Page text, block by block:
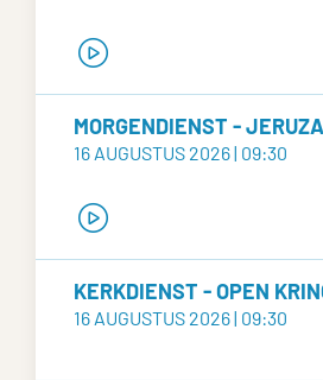
MORGENDIENST -
16 AUGUSTUS 2026 | 09:30
KERKDIENST - OPEN
16 AUGUSTUS 2026 | 09:30